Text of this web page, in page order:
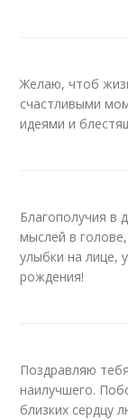
Желаю, чтоб
счастливыми
идеями и
Благополучия в
мыслей в
улыбки на лице,
рождения!
Поздравляю
наилучшего.
близких сердцу